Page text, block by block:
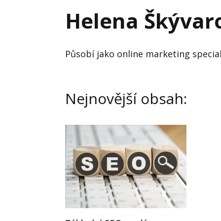
Interim management
Helena
Působí jako online marketing
Nejnovější obsah: